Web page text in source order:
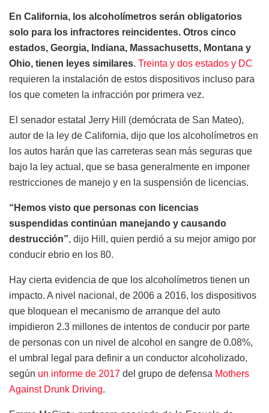
En California, los alcoholímetros serán obligatorios
solo para los infractores reincidentes. Otros cinco
estados, Georgia, Indiana, Massachusetts, Montana y
Ohio, tienen leyes similares. Treinta y dos estados y DC
requieren la instalación de estos dispositivos incluso para
los que cometen la infracción por primera vez.
El senador estatal Jerry Hill (demócrata de San Mateo),
autor de la ley de California, dijo que los alcoholímetros en
los autos harán que las carreteras sean más seguras que
bajo la ley actual, que se basa generalmente en imponer
restricciones de manejo y en la suspensión de licencias.
“Hemos visto que personas con licencias
suspendidas continúan manejando y causando
destrucción”, dijo Hill, quien perdió a su mejor amigo por
conducir ebrio en los 80.
Hay cierta evidencia de que los alcoholímetros tienen un
impacto. A nivel nacional, de 2006 a 2016, los dispositivos
que bloquean el mecanismo de arranque del auto
impidieron 2.3 millones de intentos de conducir por parte
de personas con un nivel de alcohol en sangre de 0.08%,
el umbral legal para definir a un conductor alcoholizado,
según un informe de 2017 del grupo de defensa Mothers
Against Drunk Driving.